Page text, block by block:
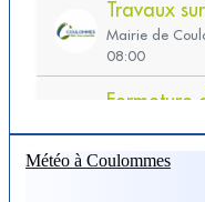
Météo à Coulommes